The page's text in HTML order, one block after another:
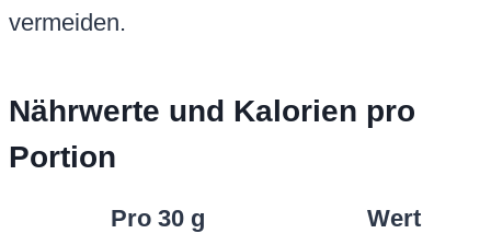
vermeiden.
Nährwerte und Kalorien pro
Portion
Pro 30 g
Wert